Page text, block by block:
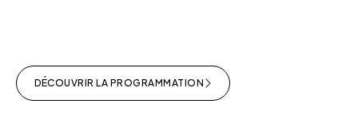
DÉCOUVRIR LA PROGRAMMATION